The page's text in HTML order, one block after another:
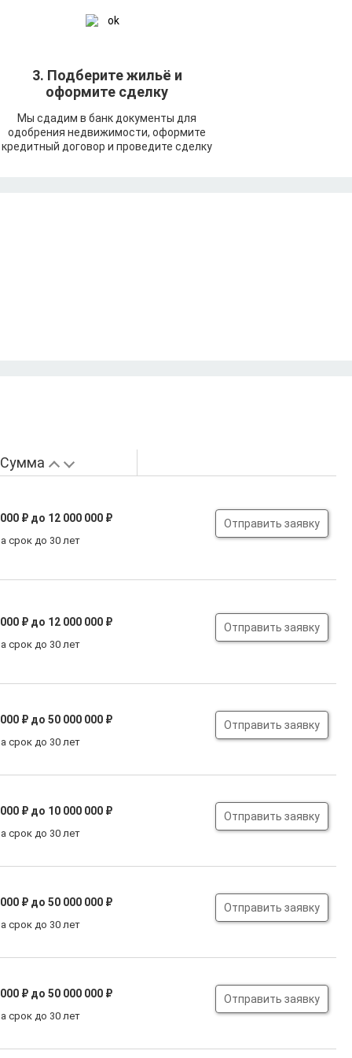
3. Подберите жильё и
оформите сделку
Мы сдадим в банк документы для
одобрения недвижимости, оформите
кредитный договор и проведите сделку
Сумма
₽ до 12 000 000 ₽
срок до 30 лет
Отправить заявку
₽ до 12 000 000 ₽
срок до 30 лет
Отправить заявку
₽ до 50 000 000 ₽
срок до 30 лет
Отправить заявку
₽ до 10 000 000 ₽
срок до 30 лет
Отправить заявку
₽ до 50 000 000 ₽
срок до 30 лет
Отправить заявку
₽ до 50 000 000 ₽
срок до 30 лет
Отправить заявку